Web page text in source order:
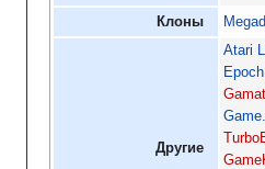
Клоны
Другие
Atari